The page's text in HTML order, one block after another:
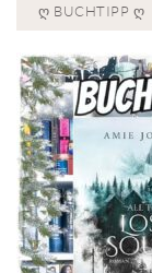
Ღ BUCHTIPP Ღ